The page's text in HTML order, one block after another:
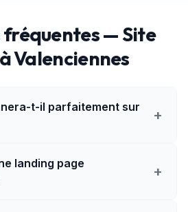
fréquentes — Site
Valenciennes
t-il parfaitement sur
+
landing page
+